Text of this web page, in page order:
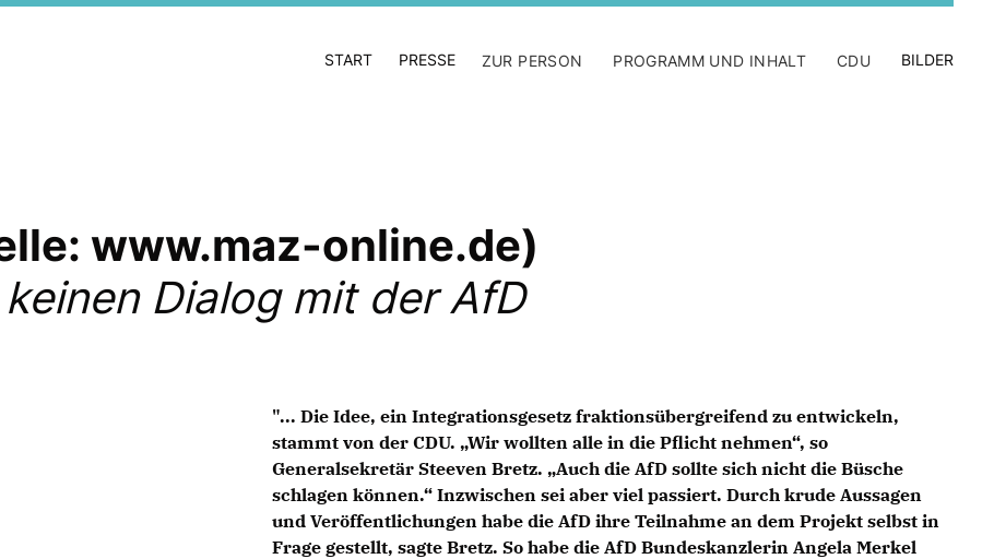
START PRESSE ZUR PERSON PROGRAMM UND INHALT CDU BILDER
www.maz-online.de)
Dialog mit der AfD
"... Die Idee, ein Integrationsgesetz fraktionsübergreifend zu entwickeln,
stammt von der CDU. „Wir wollten alle in die Pflicht nehmen“, so
Generalsekretär Steeven Bretz. „Auch die AfD sollte sich nicht die Büsche
schlagen können.“ Inzwischen sei aber viel passiert. Durch krude Aussagen
und Veröffentlichungen habe die AfD ihre Teilnahme an dem Projekt selbst in
Frage gestellt, sagte Bretz. So habe die AfD Bundeskanzlerin Angela Merkel